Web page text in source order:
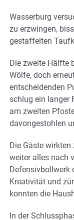
Wasserburg
zu erzwingen,
gestaffelten
Die zweite Hälfte
Wölfe, doch
entscheidenden
schlug ein langer
am zweiten
davongestohlen
Die Gäste
weiter alles nach
Defensivbollwerk
Kreativität und
konnten die
In der